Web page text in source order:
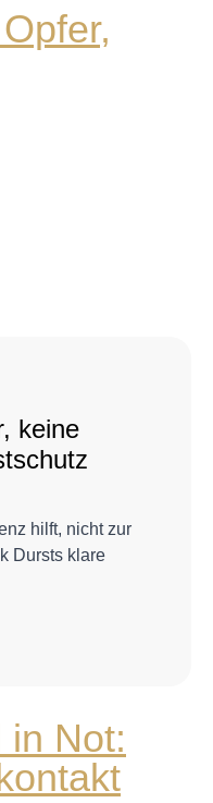
keine
hilft, nicht zur
Dursts klare